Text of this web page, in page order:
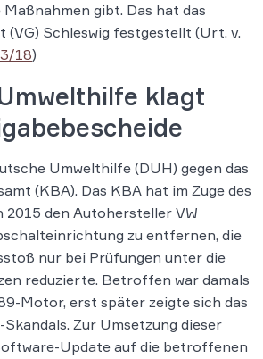
gibt. Das hat das
(VG) Schleswig festgestellt (Urt. v.
18)
klagt
Umwelthilfe (DUH) gegen das
(KBA). Das KBA hat im Zuge des
2015 den Autohersteller VW
zu entfernen, die
nur bei Prüfungen unter die
reduzierte. Betroffen war damals
Motor, erst später zeigte sich das
Skandals. Zur Umsetzung dieser
Update auf die betroffenen